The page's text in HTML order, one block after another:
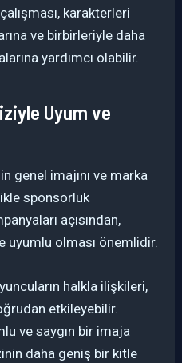
karakterleri
ve birbirleriyle daha
yardımcı olabilir.
Uyum ve
genel imajını ve marka
sponsorluk
açısından,
uyumlu olması önemlidir.
halkla ilişkileri,
etkileyebilir.
ve saygın bir imaja
daha geniş bir kitle